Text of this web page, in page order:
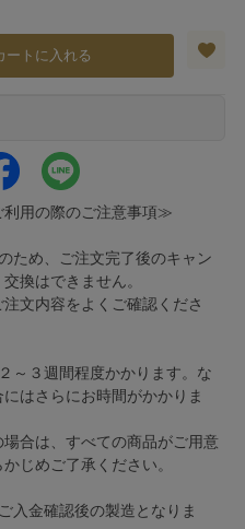
ートに入れる
用の際のご注意事項≫
ため、ご注文完了後のキャン
換はできません。
文内容をよくご確認くださ
～３週間程度かかります。な
はさらにお時間がかかりま
合は、すべての商品がご用意
じめご了承ください。
入金確認後の製造となりま